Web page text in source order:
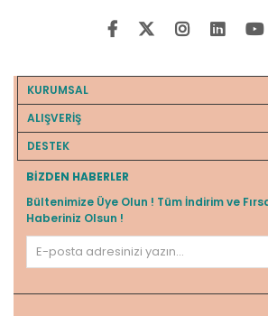
KURUMSAL
ALIŞVERİŞ
DESTEK
BIZDEN HABERLER
Bültenimize Üye Olun ! Tüm İndirim ve
Haberiniz Olsun !